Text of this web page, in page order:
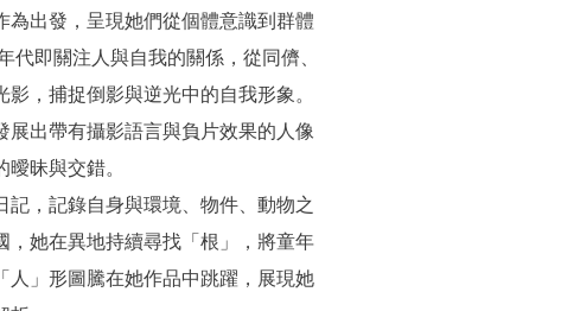
為出發，呈現她們從個體意識到群體
代即關注人與自我的關係，從同儕、
，捕捉倒影與逆光中的自我形象。
展出帶有攝影語言與負片效果的人像
昧與交錯。
記，記錄自身與環境、物件、動物之
，她在異地持續尋找「根」，將童年
人」形圖騰在她作品中跳躍，展現她